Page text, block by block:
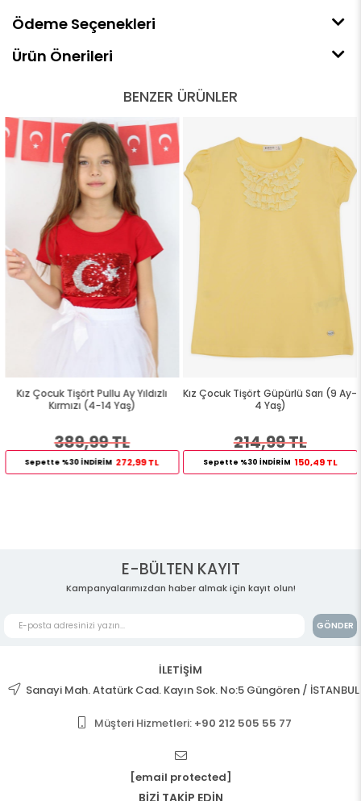
Ödeme Seçenekleri
Ürün Önerileri
BENZER ÜRÜNLER
Kız Çocuk Tişört Pullu Ay Yıldızlı
Kırmızı (4-14 Yaş)
389,99 TL
Sepette %30 İNDİRİM 272,99 TL
Kız Çocuk Tişört Güpürlü Sarı (9 Ay-
4 Yaş)
214,99 TL
Sepette %30 İNDİRİM 150,49 TL
E-BÜLTEN KAYIT
Kampanyalarımızdan haber almak için kayıt olun!
GÖNDER
İLETİŞİM
Sanayi Mah. Atatürk Cad. Kayın Sok. No:5 Güngören / İSTANBUL
Müşteri Hizmetleri: +90 212 505 55 77
[email protected]
BİZİ TAKİP EDİN